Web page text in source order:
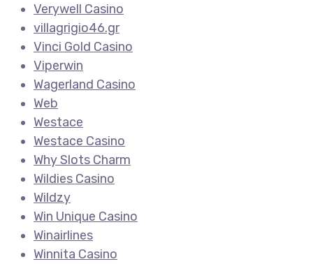
Verywell Casino
villagrigio46.gr
Vinci Gold Casino
Viperwin
Wagerland Casino
Web
Westace
Westace Casino
Why Slots Charm
Wildies Casino
Wildzy
Win Unique Casino
Winairlines
Winnita Casino